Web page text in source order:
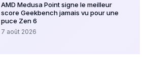
AMD Medusa Point signe le meilleur
score Geekbench jamais vu pour une
puce Zen 6
7 août 2026